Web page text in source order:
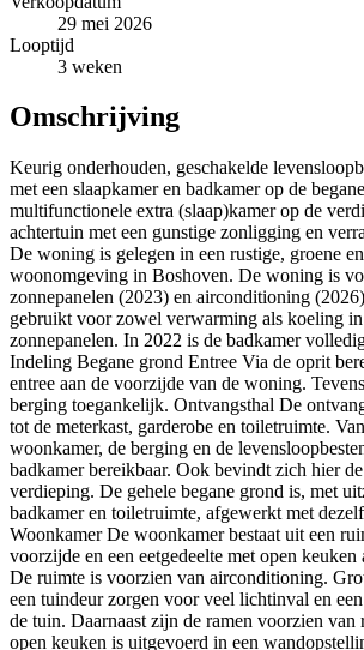
29 mei 2026
Looptijd
3 weken
Omschrijving
Keurig onderhouden, geschakelde
met een slaapkamer en badkamer op de
multifunctionele extra (slaap)kamer op de
achtertuin met een gunstige zonligging en
De woning is gelegen in een rustige, groene
woonomgeving in Boshoven. De woning is
zonnepanelen (2023) en airconditioning
gebruikt voor zowel verwarming als koeling
zonnepanelen. In 2022 is de badkamer
Indeling Begane grond Entree Via de oprit
entree aan de voorzijde van de woning.
berging toegankelijk. Ontvangsthal De
tot de meterkast, garderobe en toiletruimte.
woonkamer, de berging en de
badkamer bereikbaar. Ook bevindt zich hier
verdieping. De gehele begane grond is, met
badkamer en toiletruimte, afgewerkt met
Woonkamer De woonkamer bestaat uit een
voorzijde en een eetgedeelte met open keuken
De ruimte is voorzien van airconditioning.
een tuindeur zorgen voor veel lichtinval en
de tuin. Daarnaast zijn de ramen voorzien
open keuken is uitgevoerd in een